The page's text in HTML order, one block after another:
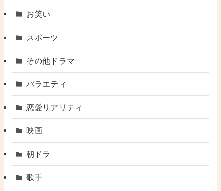
お笑い
スポーツ
その他ドラマ
バラエティ
恋愛リアリティ
映画
朝ドラ
歌手